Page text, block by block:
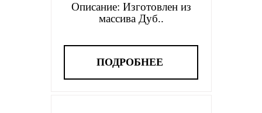
Описание: Изготовлен из
массива Дуб..
ПОДРОБНЕЕ